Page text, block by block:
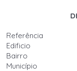
Referência
Edificio
Bairro
Município